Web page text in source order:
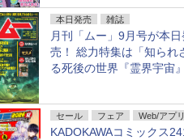
本日発売 雑誌
月刊「ムー」9月号が本日
売！ 総力特集は「知られ
る死後の世界『霊界宇宙』
セール フェア Web/アプリ
KADOKAWAコミックス